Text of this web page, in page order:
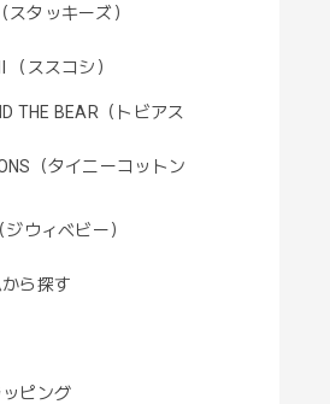
スタッキーズ）
（ススコシ）
THE BEAR（トビアス
（タイニーコットン
ウィベビー）
ら探す
ピング